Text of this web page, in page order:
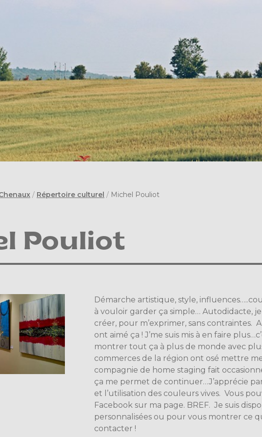
/ Répertoire culturel / Michel Pouliot
Pouliot
Démarche artistique, style,
à vouloir garder ça simple… Autodidacte,
créer, pour m’exprimer, sans contraintes.
ont aimé ça ! J’me suis mis à en faire
montrer tout ça à plus de monde avec
commerces de la région ont osé mettre
compagnie de home staging fait
ça me permet de continuer…J’apprécie
et l’utilisation des couleurs vives. Vous
Facebook sur ma page. BREF. Je suis
personnalisées ou pour vous montrer ce
contacter !